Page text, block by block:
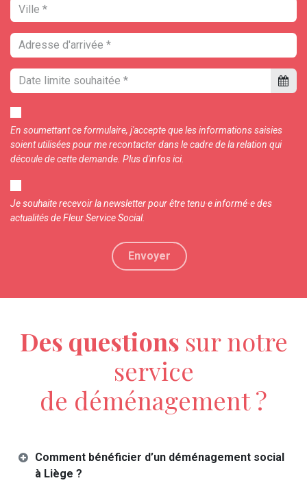
En soumettant ce formulaire, j'accepte que les informations saisies
soient utilisées pour me recontacter dans le cadre de la relation qui
découle de cette demande. Plus d'infosici.
Je souhaite recevoir la newsletter pour être tenu·e informé·e des
actualités de Fleur Service Social.
Envoyer
Des questions sur notre
service
de déménagement ?
Comment bénéficier d’un déménagement social
à Liège ?